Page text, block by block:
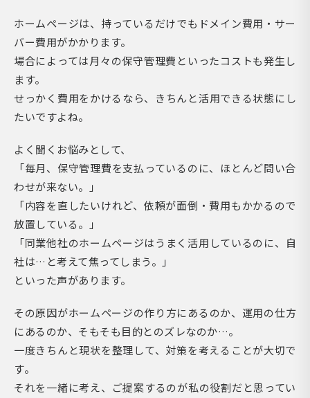
ホームページは、持っているだけでもドメイン費用・サー
バー費用がかかります。
場合によっては月々の保守管理費といったコストも発生し
ます。
せっかく費用をかけるなら、きちんと活用できる状態にし
たいですよね。
よく聞くお悩みとして、
「毎月、保守管理費を支払っているのに、ほとんど問い合
わせが来ない。」
「内容を直したいけれど、依頼が面倒・費用もかかるので
放置している。」
「同業他社のホームページはうまく活用しているのに、自
社は…と考えて焦ってしまう。」
といった声があります。
その原因がホームページの作り方にあるのか、運用の仕方
にあるのか、そもそも目的とのズレなのか…。
一度きちんと現状を整理して、対策を考えることが大切で
す。
それを一緒に考え、ご提案するのが私の役割だと思ってい